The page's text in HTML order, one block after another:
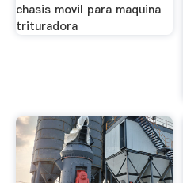
chasis movil para maquina
trituradora